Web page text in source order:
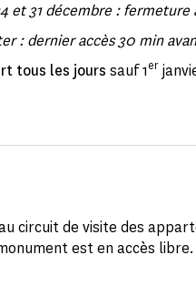
et 31 décembre : fermeture
: dernier accès 30 min
tous les jourssauf 1er
circuit de visite des
est en accès libre.